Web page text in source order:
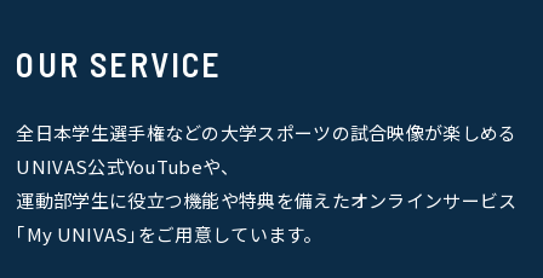
OUR SERVICE
全日本学生選手権などの大学スポーツの試合映像が楽しめる
UNIVAS公式YouTubeや、
運動部学生に役立つ機能や特典を備えたオンラインサービス
｢My UNIVAS｣をご用意しています。